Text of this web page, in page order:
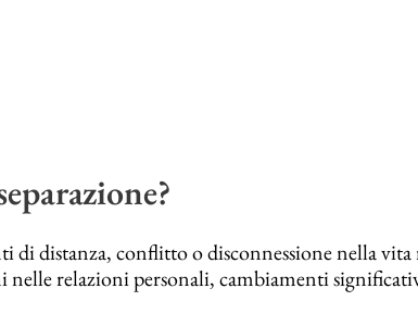
di distanza, conflitto o disconnessione nella vita
relazioni personali, cambiamenti